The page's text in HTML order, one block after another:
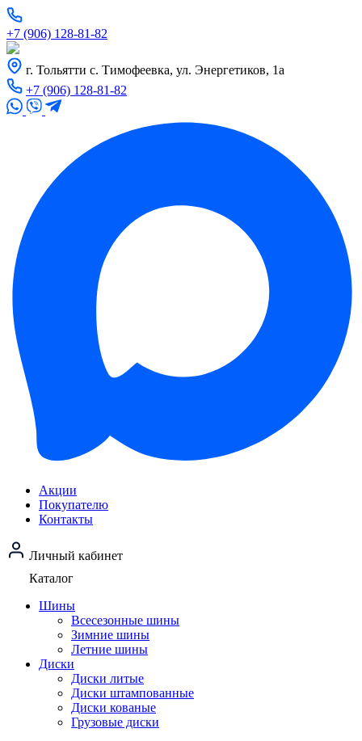
+7 (906) 128-81-82
г. Тольятти с. Тимофеевка, ул. Энергетиков, 1а
+7 (906) 128-81-82
Акции
Покупателю
Контакты
Личный кабинет
Каталог
Шины
Всесезонные шины
Зимние шины
Летние шины
Диски
Диски литые
Диски штампованные
Диски кованые
Грузовые диски